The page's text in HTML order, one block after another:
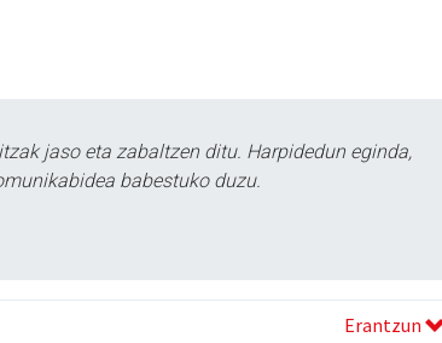
jaso eta zabaltzen ditu. Harpidedun eginda,
babestuko duzu.
Erantzun